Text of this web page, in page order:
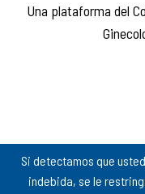
Una plataforma del
Si detectamos que
indebida, se le